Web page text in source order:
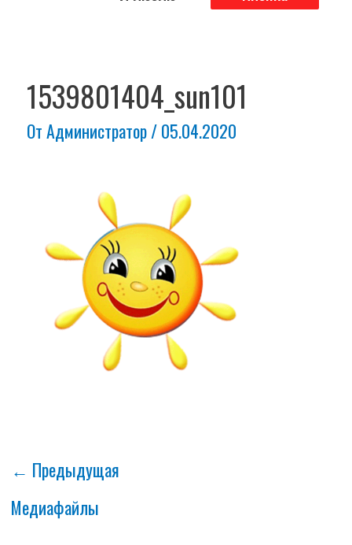
1539801404_sun101
ОтАдминистратор/05.04.2020
записям
← Предыдущая
Медиафайлы